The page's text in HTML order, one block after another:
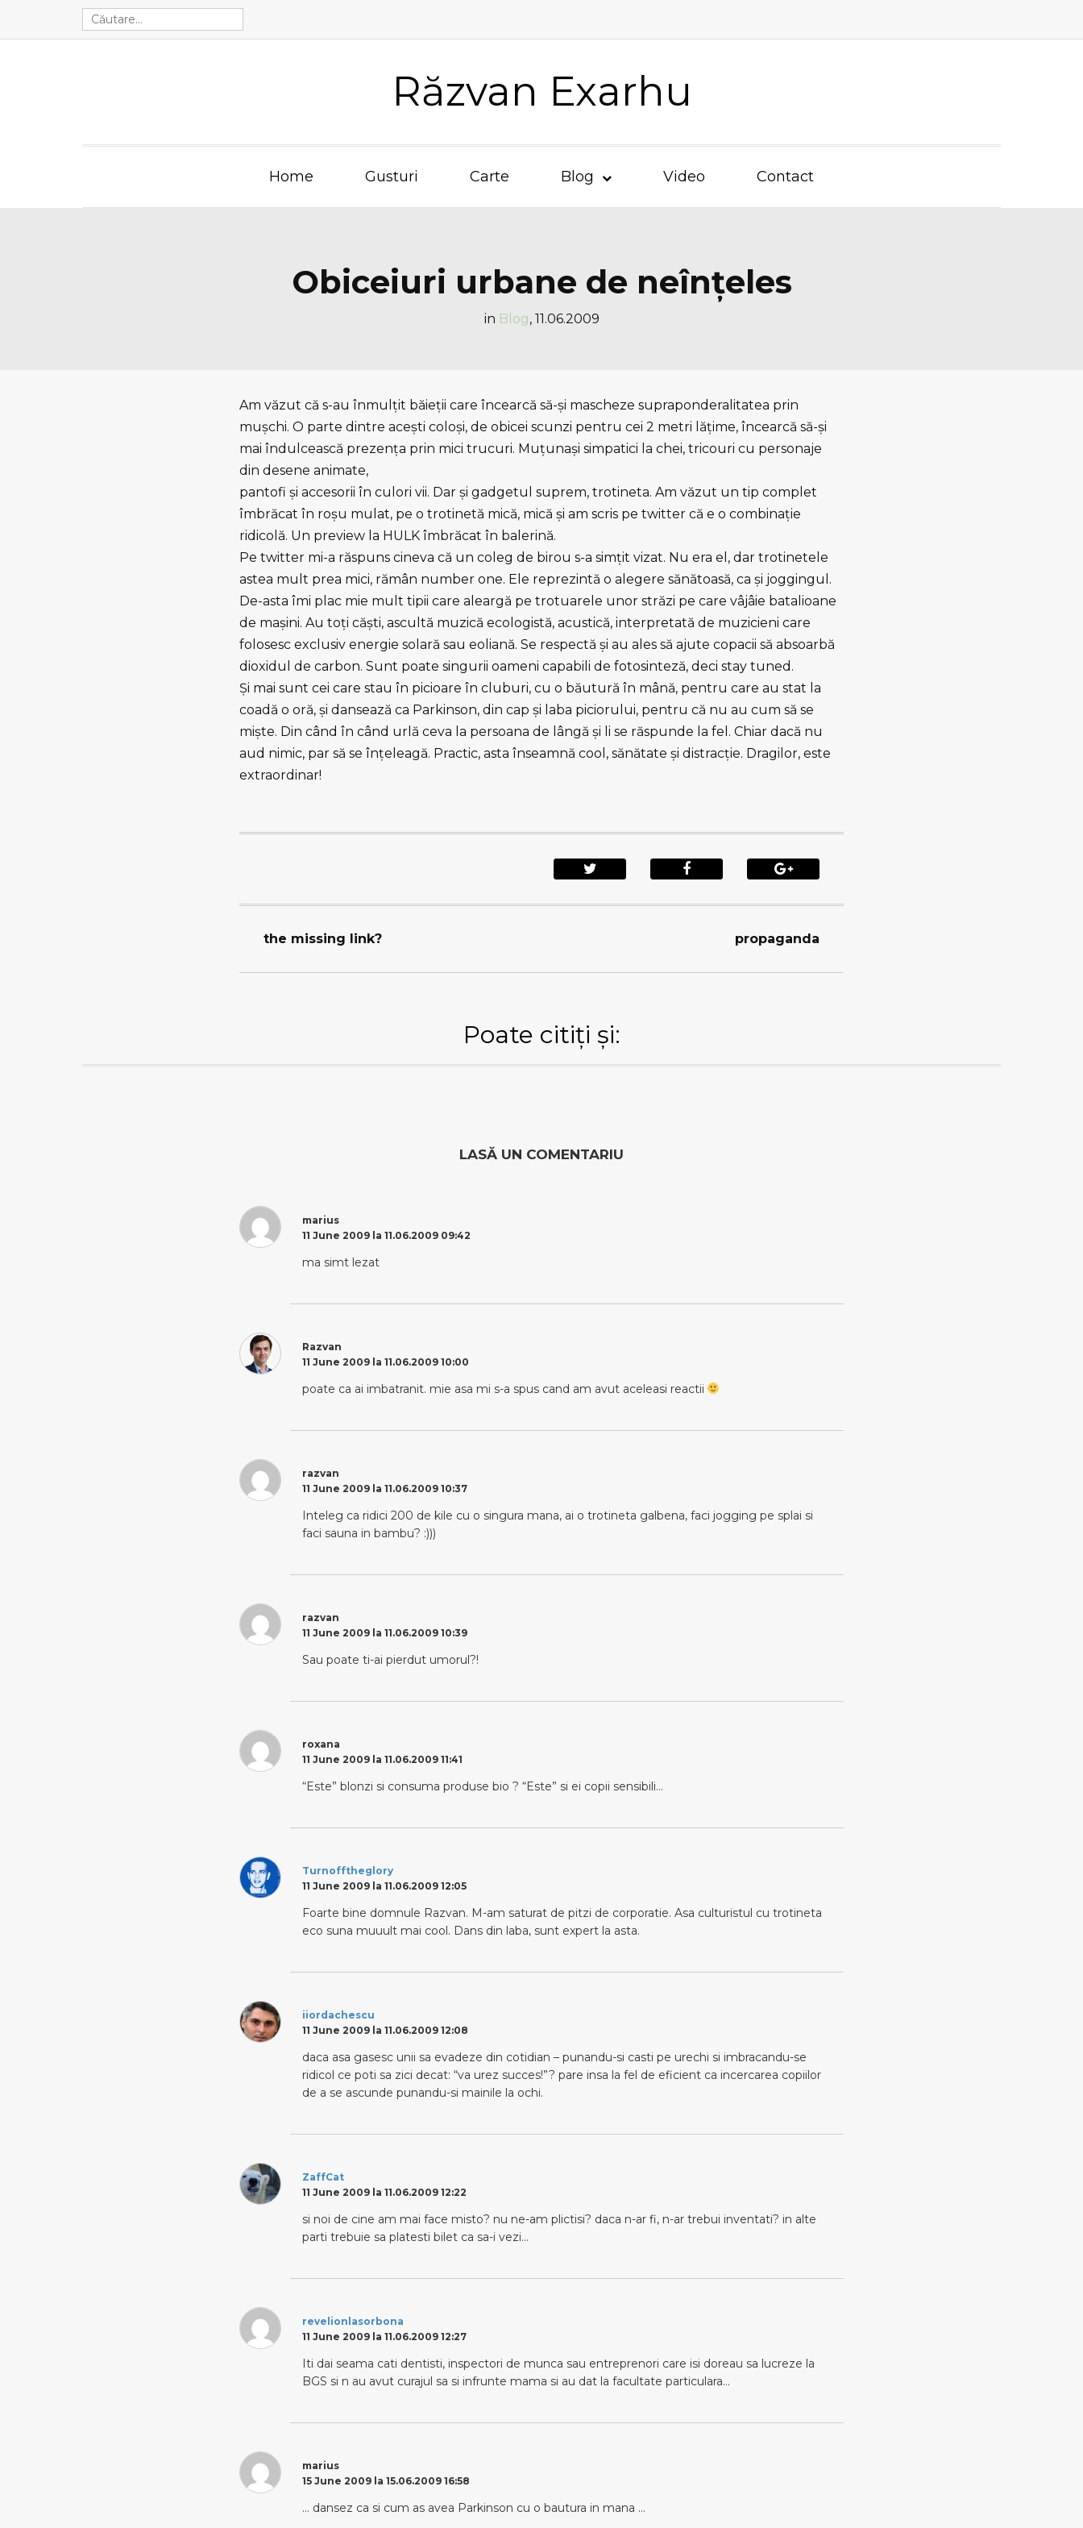
Răzvan Exarhu
Home Gusturi Carte Blog Video Contact
Obiceiuri urbane de neînţeles
in Blog, 11.06.2009
Am văzut că s-au înmulţit băieţii care încearcă să-şi mascheze supraponderalitatea prin
muşchi. O parte dintre aceşti coloşi, de obicei scunzi pentru cei 2 metri lăţime, încearcă să-şi
mai îndulcească prezenţa prin mici trucuri. Muţunaşi simpatici la chei, tricouri cu personaje
din desene animate,
pantofi şi accesorii în culori vii. Dar şi gadgetul suprem, trotineta. Am văzut un tip complet
îmbrăcat în roşu mulat, pe o trotinetă mică, mică şi am scris pe twitter că e o combinaţie
ridicolă. Un preview la HULK îmbrăcat în balerină.
Pe twitter mi-a răspuns cineva că un coleg de birou s-a simţit vizat. Nu era el, dar trotinetele
astea mult prea mici, rămân number one. Ele reprezintă o alegere sănătoasă, ca şi joggingul.
De-asta îmi plac mie mult tipii care aleargă pe trotuarele unor străzi pe care vâjâie batalioane
de maşini. Au toţi căşti, ascultă muzică ecologistă, acustică, interpretată de muzicieni care
folosesc exclusiv energie solară sau eoliană. Se respectă şi au ales să ajute copacii să absoarbă
dioxidul de carbon. Sunt poate singurii oameni capabili de fotosinteză, deci stay tuned.
Şi mai sunt cei care stau în picioare în cluburi, cu o băutură în mână, pentru care au stat la
coadă o oră, şi dansează ca Parkinson, din cap şi laba piciorului, pentru că nu au cum să se
mişte. Din când în când urlă ceva la persoana de lângă şi li se răspunde la fel. Chiar dacă nu
aud nimic, par să se înţeleagă. Practic, asta înseamnă cool, sănătate şi distracţie. Dragilor, este
extraordinar!
the missing link? propaganda
Poate citiți și:
LASĂ UN COMENTARIU
marius
11 June 2009 la 11.06.2009 09:42
ma simt lezat
Razvan
11 June 2009 la 11.06.2009 10:00
poate ca ai imbatranit. mie asa mi s-a spus cand am avut aceleasi reactii
razvan
11 June 2009 la 11.06.2009 10:37
Inteleg ca ridici 200 de kile cu o singura mana, ai o trotineta galbena, faci jogging pe splai si
faci sauna in bambu? :)))
razvan
11 June 2009 la 11.06.2009 10:39
Sau poate ti-ai pierdut umorul?!
roxana
11 June 2009 la 11.06.2009 11:41
“Este” blonzi si consuma produse bio ? “Este” si ei copii sensibili…
Turnofftheglory
11 June 2009 la 11.06.2009 12:05
Foarte bine domnule Razvan. M-am saturat de pitzi de corporatie. Asa culturistul cu trotineta
eco suna muuult mai cool. Dans din laba, sunt expert la asta.
iiordachescu
11 June 2009 la 11.06.2009 12:08
daca asa gasesc unii sa evadeze din cotidian – punandu-si casti pe urechi si imbracandu-se
ridicol ce poti sa zici decat: “va urez succes!”? pare insa la fel de eficient ca incercarea copiilor
de a se ascunde punandu-si mainile la ochi.
ZaffCat
11 June 2009 la 11.06.2009 12:22
si noi de cine am mai face misto? nu ne-am plictisi? daca n-ar fi, n-ar trebui inventati? in alte
parti trebuie sa platesti bilet ca sa-i vezi…
revelionlasorbona
11 June 2009 la 11.06.2009 12:27
Iti dai seama cati dentisti, inspectori de munca sau entreprenori care isi doreau sa lucreze la
BGS si n au avut curajul sa si infrunte mama si au dat la facultate particulara…
marius
15 June 2009 la 15.06.2009 16:58
… dansez ca si cum as avea Parkinson cu o bautura in mana …